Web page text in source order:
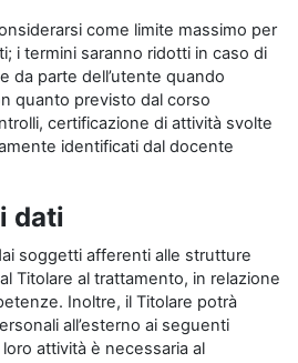
come limite massimo per
i termini saranno ridotti in caso di
da parte dell’utente quando
quanto previsto dal corso
certificazione di attività svolte
identificati dal docente
dati
soggetti afferenti alle strutture
Titolare al trattamento, in relazione
Inoltre, il Titolare potrà
all’esterno ai seguenti
attività è necessaria al